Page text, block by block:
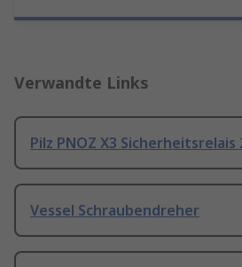
Verwandte Links
Pilz PNOZ X3 Sicherheitsrelais
Vessel Schraubendreher